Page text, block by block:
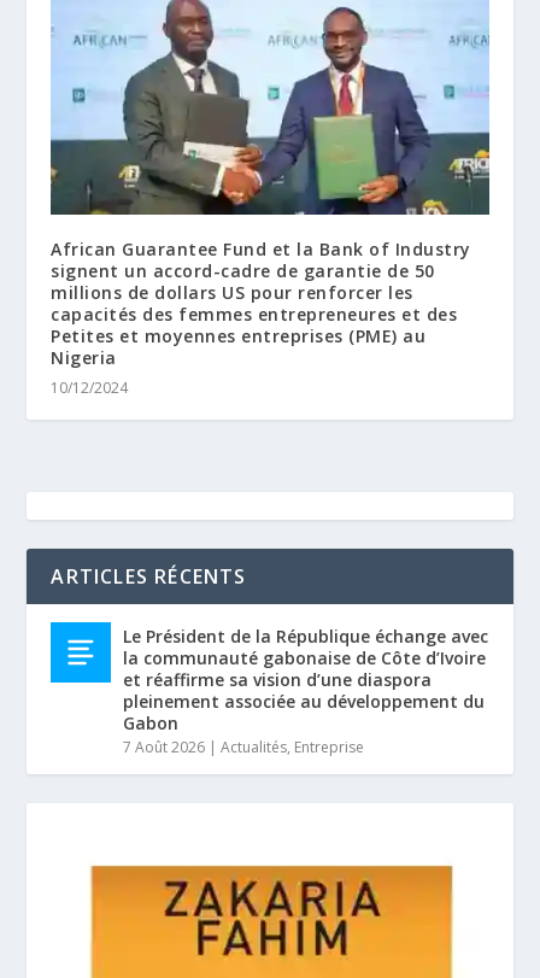
African Guarantee Fund et la Bank of Industry
signent un accord-cadre de garantie de 50
millions de dollars US pour renforcer les
capacités des femmes entrepreneures et des
Petites et moyennes entreprises (PME) au
Nigeria
10/12/2024
ARTICLES RÉCENTS
Le Président de la République échange avec
la communauté gabonaise de Côte d’Ivoire
et réaffirme sa vision d’une diaspora
pleinement associée au développement du
Gabon
7 Août 2026 |Actualités, Entreprise